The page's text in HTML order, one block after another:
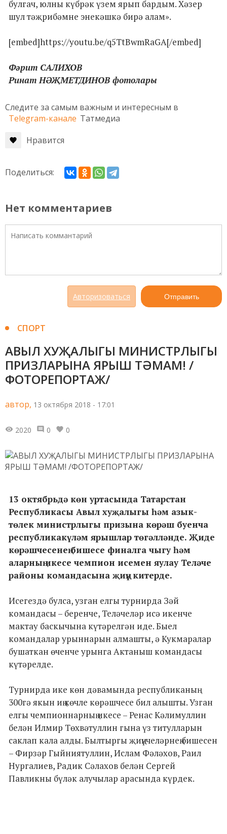
булгач, юлны күбрәк үзем ярып бардым. Хәзер
шул тәҗрибәмне энекәшкә бирә алам».
[embed]https://youtu.be/q5TtBwmRaGA[/embed]
Фәрит САЛИХОВ
Ринат НӘҖМЕТДИНОВ фотолары
Следите за самым важным и интересным в
Telegram-канале Татмедиа
Нравится
Поделиться:
Нет комментариев
Авторизоваться Отправить
СПОРТ
АВЫЛ ХУҖАЛЫГЫ МИНИСТРЛЫГЫ
ПРИЗЛАРЫНА ЯРЫШ ТӘМАМ! /
ФОТОРЕПОРТАЖ/
автор, 13 октября 2018 - 17:01
2020 0 0
13 октябрьдә көн уртасында Татарстан
Республикасы Авыл хуҗалыгы һәм азык-
төлек министрлыгы призына көрәш буенча
республикакүләм ярышлар төгәлләнде. Җиде
көрәшчесенең бишесе финалга чыгу һәм
аларның икесе чемпион исемен яулау Теләче
районы командасына җиңү китерде.
Исегездә булса, узган елгы турнирда Зәй
командасы – беренче, Теләчеләр исә икенче
мактау баскычына күтәрелгән иде. Быел
командалар урыннарын алмашты, ә Кукмаралар
бушаткан өченче урынга Актаныш командасы
күтәрелде.
Турнирда ике көн дәвамында республиканың
300гә якын иң көчле көрәшчесе бил алышты. Узган
елгы чемпионнарның икесе – Ренас Кәлимуллин
белән Илмир Төхвәтуллин гына үз титулларын
саклап кала алды. Былтыргы җиңүчеләрнең бишесен
– Фирзәр Гыйниятуллин, Ислам Фәләхов, Раил
Нургалиев, Радик Сәлахов белән Сергей
Павликны бүләк алучылар арасында күрдек.